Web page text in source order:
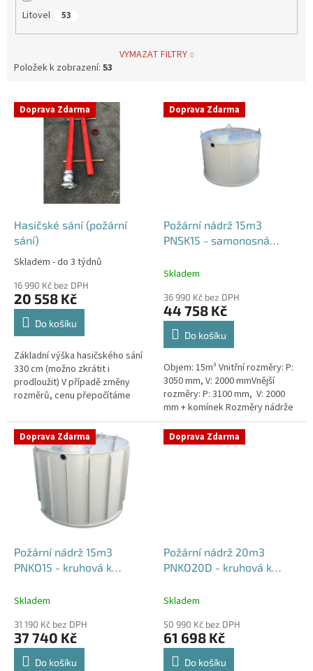
Litovel 53
VYMAZAT FILTRY
Položek k zobrazení: 53
V Doprava Zdarma
Hasičské sání (požární
sání)
Průměrné
produktu
je
4,2
hvězdiček.
Skladem - do 3 týdnů
16 990 Kč bez DPH
20 558 Kč
Do košíku
Základní výška hasičského sání
330 cm (možno zkrátit i
prodloužit) V případě změny
rozměrů, cenu přepočítáme
Doprava Zdarma
Požární nádrž 15m3
PNSK15 - samonosná
Skladem
36 990 Kč bez DPH
44 758 Kč
Do košíku
Objem: 15m³ Vnitřní rozměry: P:
3050 mm, V: 2000 mmVnější
rozměry: P: 3100 mm, V: 2000
mm + komínek Rozměry nádrže
možno jakkoliv upravit -
vyrobíme nádrž na míru!Nádrž...
Doprava Zdarma
Požární nádrž 15m3
PNKO15 - kruhová k
Skladem
31 190 Kč bez DPH
37 740 Kč
Do košíku
Doprava Zdarma
Požární nádrž 20m3
PNKO20D - kruhová k
Skladem
50 990 Kč bez DPH
61 698 Kč
Do košíku